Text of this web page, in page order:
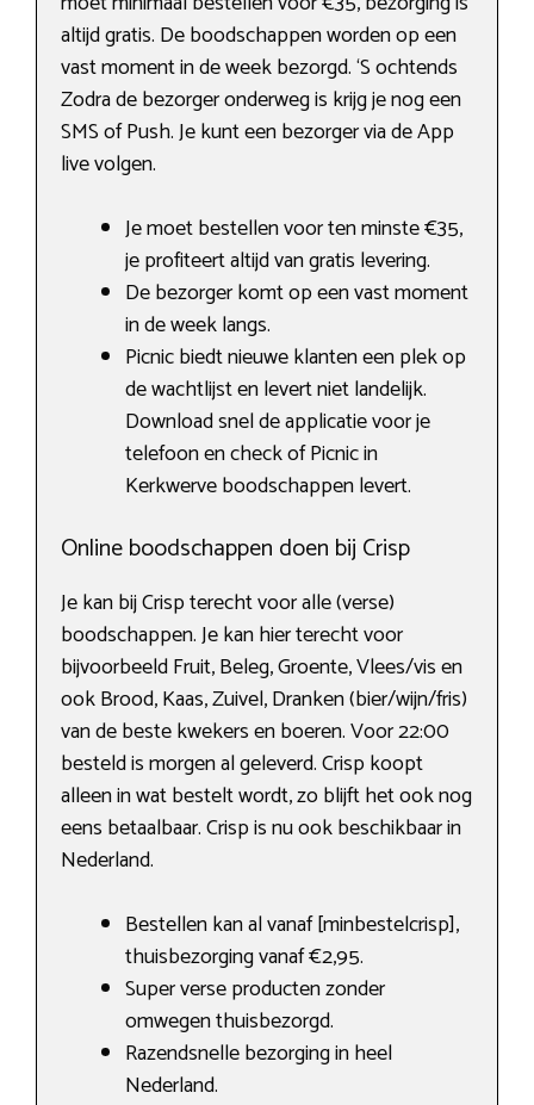
altijd gratis. De boodschappen worden op een
vast moment in de week bezorgd. ‘S ochtends
Zodra de bezorger onderweg is krijg je nog een
SMS of Push. Je kunt een bezorger via de App
live volgen.
Je moet bestellen voor ten minste €35,
je profiteert altijd van gratis levering.
De bezorger komt op een vast moment
in de week langs.
Picnic biedt nieuwe klanten een plek op
de wachtlijst en levert niet landelijk.
Download snel de applicatie voor je
telefoon en check of Picnic in
Kerkwerve boodschappen levert.
Online boodschappen doen bij Crisp
Je kan bij Crisp terecht voor alle (verse)
boodschappen. Je kan hier terecht voor
bijvoorbeeld Fruit, Beleg, Groente, Vlees/vis en
ook Brood, Kaas, Zuivel, Dranken (bier/wijn/fris)
van de beste kwekers en boeren. Voor 22:00
besteld is morgen al geleverd. Crisp koopt
alleen in wat bestelt wordt, zo blijft het ook nog
eens betaalbaar. Crisp is nu ook beschikbaar in
Nederland.
Bestellen kan al vanaf [minbestelcrisp],
thuisbezorging vanaf €2,95.
Super verse producten zonder
omwegen thuisbezorgd.
Razendsnelle bezorging in heel
Nederland.